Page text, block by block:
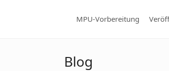
MPU-Vorbereitung
Blog